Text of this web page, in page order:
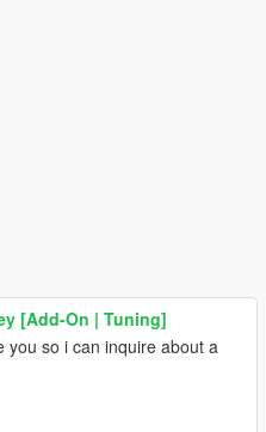
[Add-On | Tuning]
you so i can inquire about a